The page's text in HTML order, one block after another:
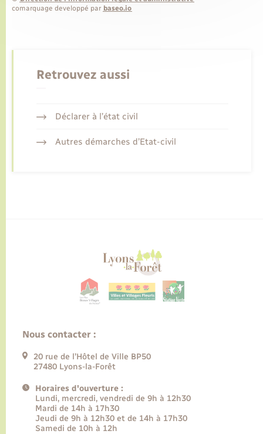
comarquage developpé par baseo.io
Retrouvez aussi
Déclarer à l’état civil
Autres démarches d’Etat-civil
Nous contacter :
20 rue de l’Hôtel de Ville BP50
27480 Lyons-la-Forêt
Horaires d'ouverture :
Lundi, mercredi, vendredi de 9h à 12h30
Mardi de 14h à 17h30
Jeudi de 9h à 12h30 et de 14h à 17h30
Samedi de 10h à 12h